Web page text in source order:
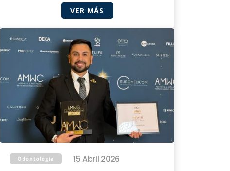
VER MÁS
Odontología 15 Abril 2026